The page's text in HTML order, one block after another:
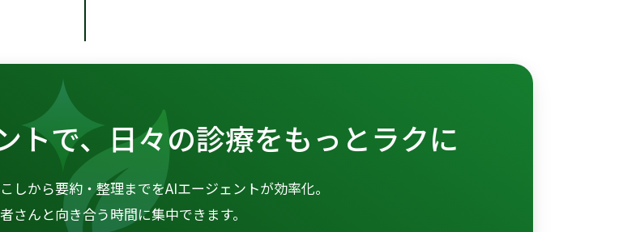
トで、日々の診療をもっとラクに
しから要約・整理までをAIエージェントが効率化。
さんと向き合う時間に集中できます。